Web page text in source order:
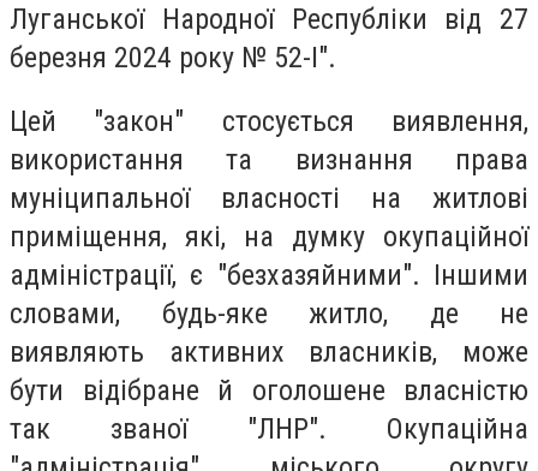
Луганської Народної Республіки від 27
березня 2024 року № 52-I".
Цей "закон" стосується виявлення,
використання та визнання права
муніципальної власності на житлові
приміщення, які, на думку окупаційної
адміністрації, є "безхазяйними". Іншими
словами, будь-яке житло, де не
виявляють активних власників, може
бути відібране й оголошене власністю
так званої "ЛНР". Окупаційна